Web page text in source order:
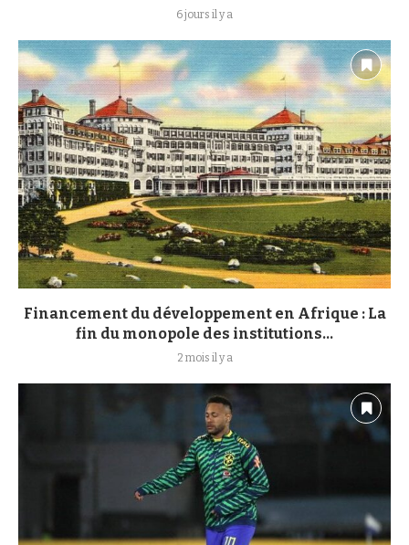
6 jours il y a
Financement du développement en Afrique : La
fin du monopole des institutions...
2 mois il y a